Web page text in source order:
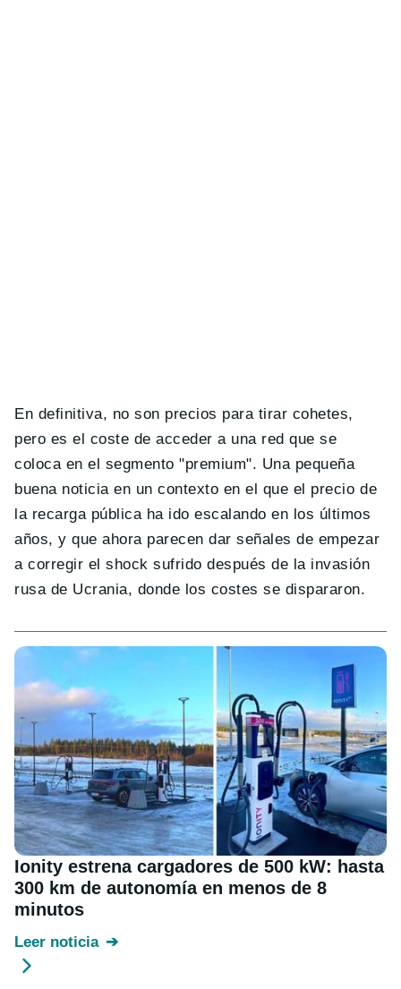
En definitiva, no son precios para tirar cohetes,
pero es el coste de acceder a una red que se
coloca en el segmento "premium". Una pequeña
buena noticia en un contexto en el que el precio de
la recarga pública ha ido escalando en los últimos
años, y que ahora parecen dar señales de empezar
a corregir el shock sufrido después de la invasión
rusa de Ucrania, donde los costes se dispararon.
Ionity estrena cargadores de 500 kW: hasta
300 km de autonomía en menos de 8
minutos
Leer noticia